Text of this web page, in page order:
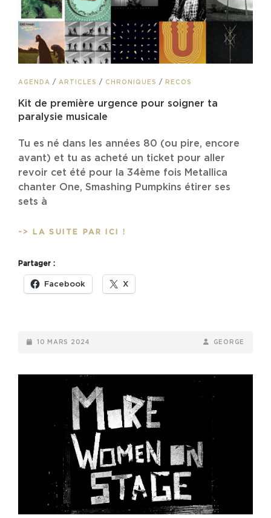
CAT
AGENDA / ARTICLES / CHRONIQUES / RECOS
Kit de première urgence pour soigner ta
paralysie musicale
Tu es né dans les années 80 (ou pire, encore
avant) et tu as acheté un ticket pour aller
revoir cet été pour la 34ème fois Metallica
chanter One, Smashing Pumpkins étirer ses
sets à
-> LA SUITE PAR ICI !
POUR
SOIGNER
Partager :
Facebook X
POSTED-
10 MARS 2024
BY
BYLINE
GEORGE